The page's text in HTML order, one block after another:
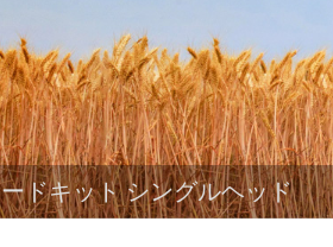
ドキット シングルヘッド